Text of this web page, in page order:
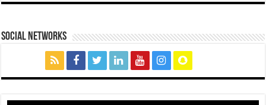
social networks